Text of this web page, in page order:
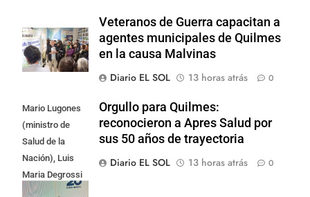
Veteranos de Guerra capacitan a
agentes municipales de Quilmes
en la causa Malvinas
Diario EL SOL
13 horas atrás 0
Mario Lugones
(ministro de
Salud de la
Nación), Luis
Maria Degrossi
(Presidente de
Orgullo para Quilmes:
reconocieron a Apres Salud por
sus 50 años de trayectoria
Diario EL SOL
13 horas atrás 0